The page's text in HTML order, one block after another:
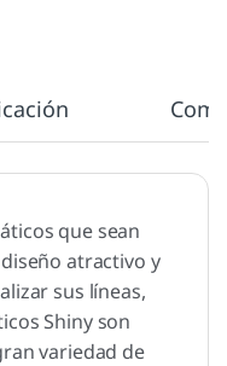
que sean
atractivo y
sus líneas,
Shiny son
variedad de